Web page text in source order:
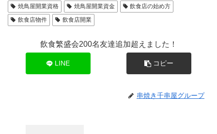
焼鳥屋開業資格
焼鳥屋開業資金
飲食店の始め方
飲食店物件
飲食店開業
飲食繁盛会200名友達追加超えました！
LINE コピー
串焼き千串屋グループ